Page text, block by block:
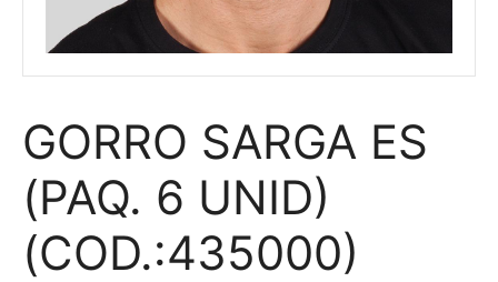
GORRO SARGA ES
(PAQ. 6 UNID)
(COD.:435000)